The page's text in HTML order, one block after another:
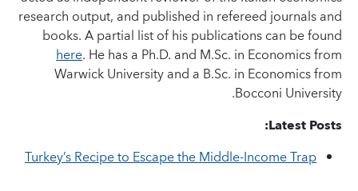
research output, and published in refereed journals and
books. A partial list of his publications can be found
here. He has a Ph.D. and M.Sc. in Economics from
Warwick University and a B.Sc. in Economics from
Bocconi University.
Latest Posts:
Turkey’s Recipe to Escape the Middle-Income Trap